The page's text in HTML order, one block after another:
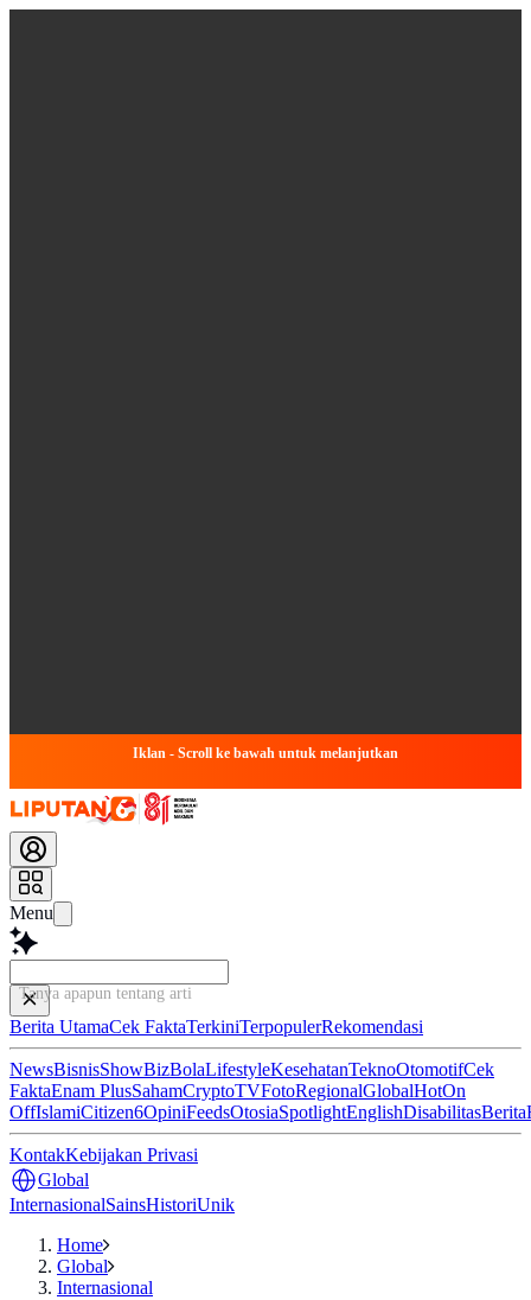
Iklan - Scroll ke bawah untuk melanjutkan
Menu
Tanya apapun tentang artikel ini...
Berita UtamaCek FaktaTerkiniTerpopulerRekomendasi
NewsBisnisShowBizBolaLifestyleKesehatanTeknoOtomotifCek
FaktaEnam PlusSahamCryptoTVFotoRegionalGlobalHotOn
OffIslamiCitizen6OpiniFeedsOtosiaSpotlightEnglishDisabilitasBerita
KontakKebijakan Privasi
Global
InternasionalSainsHistoriUnik
Home
Global
Internasional